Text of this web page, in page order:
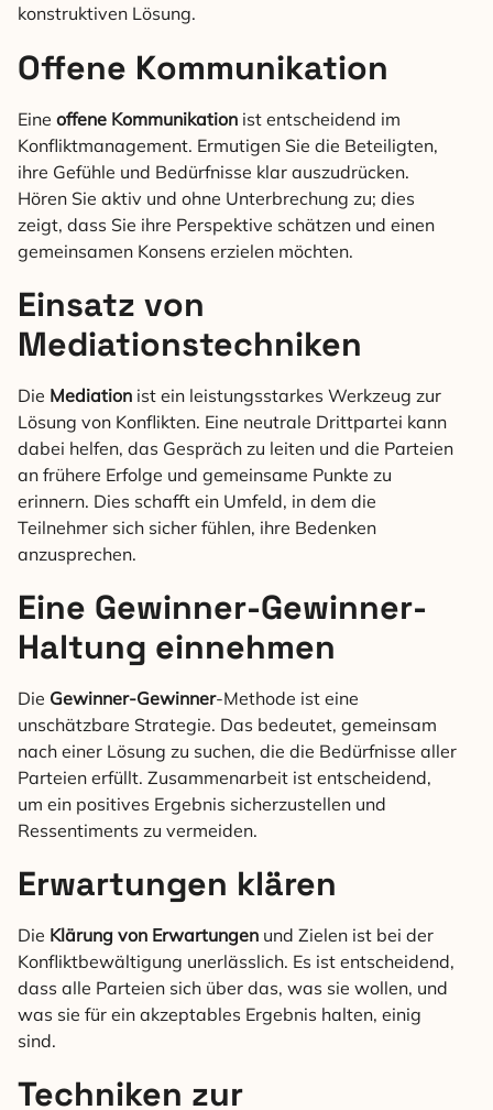
konstruktiven Lösung.
Offene Kommunikation
Eine offene Kommunikation ist entscheidend im
Konfliktmanagement. Ermutigen Sie die Beteiligten,
ihre Gefühle und Bedürfnisse klar auszudrücken.
Hören Sie aktiv und ohne Unterbrechung zu; dies
zeigt, dass Sie ihre Perspektive schätzen und einen
gemeinsamen Konsens erzielen möchten.
Einsatz von
Mediationstechniken
Die Mediation ist ein leistungsstarkes Werkzeug zur
Lösung von Konflikten. Eine neutrale Drittpartei kann
dabei helfen, das Gespräch zu leiten und die Parteien
an frühere Erfolge und gemeinsame Punkte zu
erinnern. Dies schafft ein Umfeld, in dem die
Teilnehmer sich sicher fühlen, ihre Bedenken
anzusprechen.
Eine Gewinner-Gewinner-
Haltung einnehmen
Die Gewinner-Gewinner-Methode ist eine
unschätzbare Strategie. Das bedeutet, gemeinsam
nach einer Lösung zu suchen, die die Bedürfnisse aller
Parteien erfüllt. Zusammenarbeit ist entscheidend,
um ein positives Ergebnis sicherzustellen und
Ressentiments zu vermeiden.
Erwartungen klären
Die Klärung von Erwartungen und Zielen ist bei der
Konfliktbewältigung unerlässlich. Es ist entscheidend,
dass alle Parteien sich über das, was sie wollen, und
was sie für ein akzeptables Ergebnis halten, einig
sind.
Techniken zur